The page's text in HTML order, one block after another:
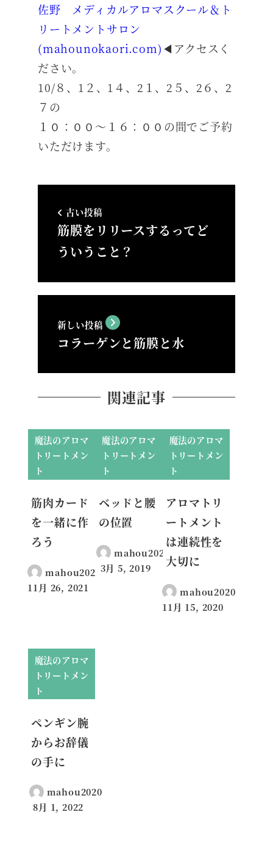
佐野 メディカルアロマスクール＆ト
リートメントサロン
(mahounokaori.com)◀アクセスく
ださい。
10/８、1２、1４、2１、2５、2６、2
７の
１０：００～１６：００の間でご予約
いただけます。
古い投稿
筋膜をリリースするってど
ういうこと？
新しい投稿
コラーゲンと筋膜と水
関連記事
魔法のアロマ
トリートメン
ト
筋肉カード
を一緒に作
ろう
mahou2020
投稿日
11月 26, 2021
魔法のアロマ
トリートメン
ト
ベッドと腰
の位置
mahou2020
投稿日
3月 5, 2019
魔法のアロマ
トリートメン
ト
アロマトリ
ートメント
は連続性を
大切に
mahou2020
投稿日
11月 15, 2020
魔法のアロマ
トリートメン
ト
ペンギン腕
からお辞儀
の手に
mahou2020
投稿日
8月 1, 2022